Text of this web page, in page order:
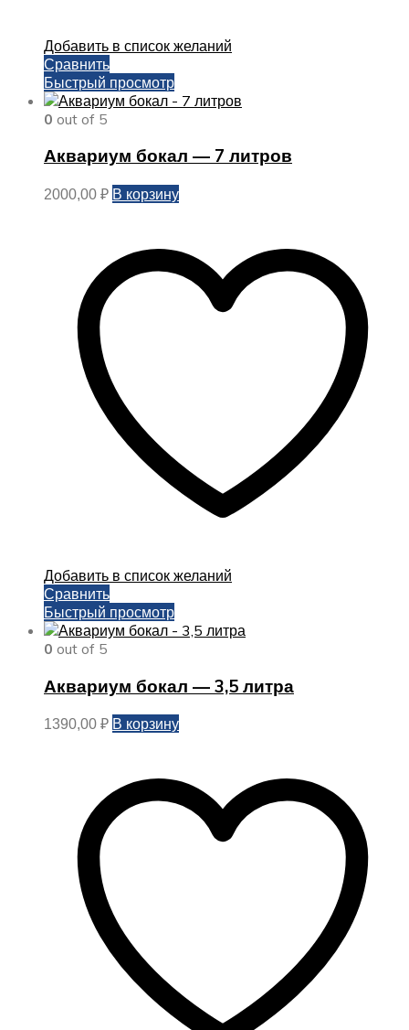
Добавить в список желаний
Сравнить
Быстрый просмотр
0 out of 5
Аквариум бокал — 7 литров
2000,00 ₽ В корзину
Добавить в список желаний
Сравнить
Быстрый просмотр
0 out of 5
Аквариум бокал — 3,5 литра
1390,00 ₽ В корзину